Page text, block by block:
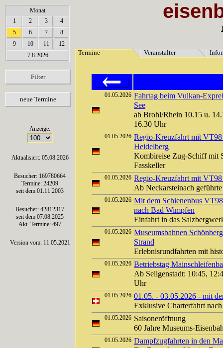
array(6) { [0]=> string(7) "Termine" [1]=> string(12) "Veranstalter" [2]=> string(11)
Termine Veranstalter
050505050505050505050505
Monat
1
2 3
4
5
6 7
8
9
10 11
12
7.8.2026
Filter
neue Termine
Anzeige:
Aktualisiert: 05.08.2026
Besucher: 169780664
Termine: 24209
seit dem 01.11.2003
Besucher: 42812317
seit dem 07.08.2025
Akt. Termine: 497
Version vom: 11.05.2021
01.05.2026 Fahrtag beim Vulkan-
See
ab Brohl/Rhein 10.15 u.
16.30 Uhr
01.05.2026 Regio-Kreuzfahrt mit
Heidelberg
Kombireise Zug-Schiff mit
Fasskeller
01.05.2026 Regio-Kreuzfahrt mit
Ab Neckarsteinach
01.05.2026 Mit dem Schienenbus
nach Bad Wimpfen
Einfahrt in das
01.05.2026 Museumsbahnen
Strand
Erlebnisrundfahrten mit
01.05.2026 Betriebstag
Ab Seligenstadt: 10:45,
Uhr
01.05.2026 01.05. - 03.05.2026 - mit
Exklusive Charterfahrt
01.05.2026 Saisoneröffnung
60 Jahre Museums-
01.05.2026 Dampfzugfahrten in den